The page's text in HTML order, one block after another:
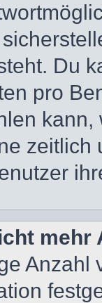
Du
pro
Anzahl